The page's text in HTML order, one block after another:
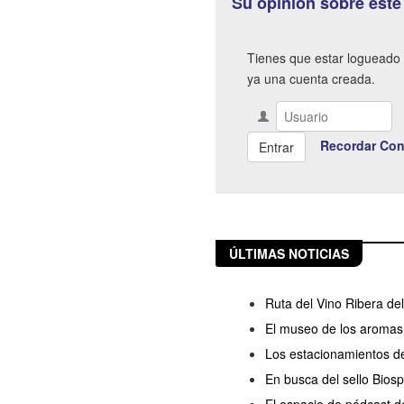
Tienes que estar
ya una cuenta creada.
Recordar
ÚLTIMAS NOTICIAS
Ruta del Vino Ribera
El museo de los
Los estacionamientos
En busca del sello